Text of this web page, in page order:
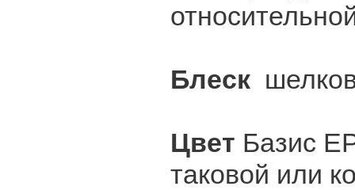
Блеск
Цвет Базис
таковой или